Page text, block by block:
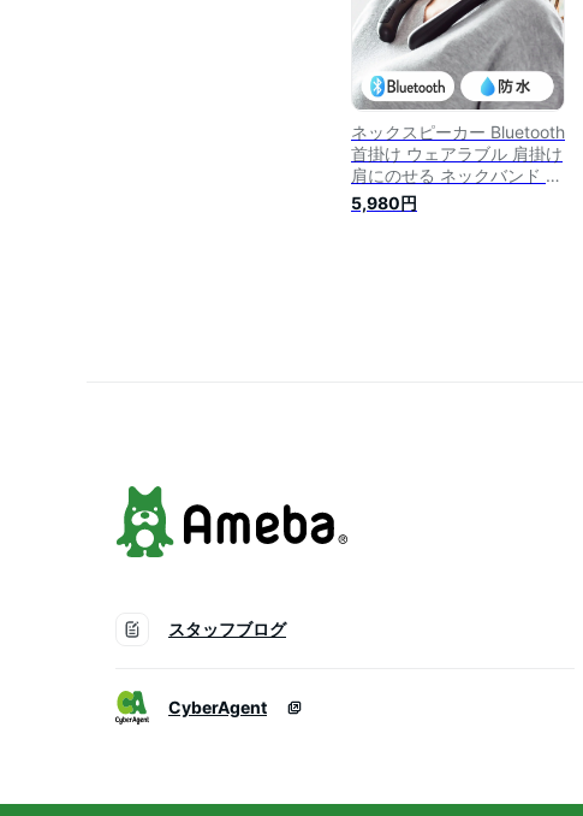
ネックスピーカー Bluetooth
首掛け ウェアラブル 肩掛け
肩にのせる ネックバンド ハ
ンズフリー ブルートゥース
ワイヤレス 防水 ウォーキン
5,980円
スタッフブログ
CyberAgent